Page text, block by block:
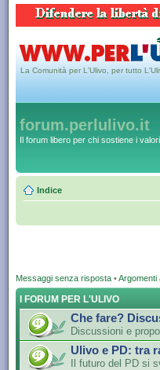
La Comunità per L'Ulivo, per tutto
forum.perlulivo.it
Il forum libero per chi sostiene i
Indice
Messaggi senza risposta •Argomenti
I FORUM PER L'ULIVO
Che fare?
Discussioni e
Ulivo e PD: tra
Il futuro del PD si